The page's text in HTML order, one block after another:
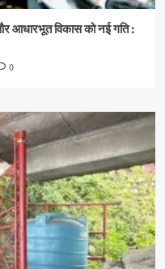
आधारभूत विकास को नई गति :
0